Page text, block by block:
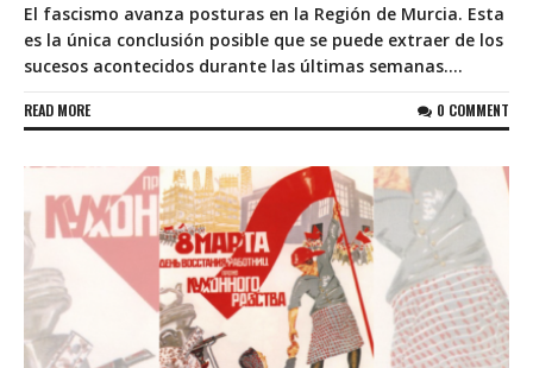
El fascismo avanza posturas en la Región de Murcia. Esta
es la única conclusión posible que se puede extraer de los
sucesos acontecidos durante las últimas semanas....
READ MORE 0 COMMENT